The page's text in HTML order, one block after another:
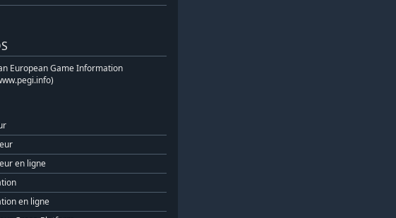
European Game Information
en ligne
en ligne